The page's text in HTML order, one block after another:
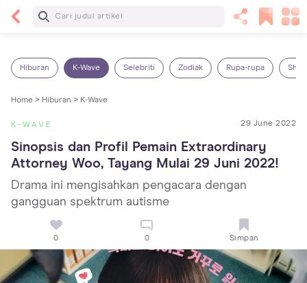
Baca Selanjutnya
Hiburan K-Wave Selebriti Zodiak Rupa-rupa
Home > Hiburan > K-Wave
K-WAVE 29 June 2022
Sinopsis dan Profil Pemain Extraordinary
Attorney Woo, Tayang Mulai 29 Juni 2022!
Drama ini mengisahkan pengacara dengan
gangguan spektrum autisme
0 0 Simpan